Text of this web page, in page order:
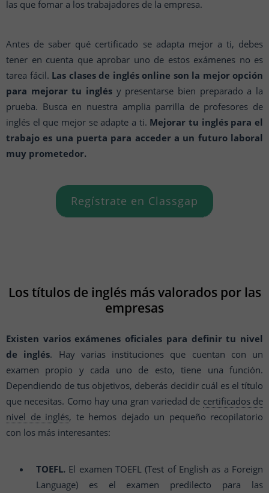
las que fomar a los trabajadores de la empresa.
Antes de saber qué certificado se adapta mejor a ti, debes
tener en cuenta que aprobar uno de estos exámenes no es
tarea fácil. Las clases de inglés online son la mejor opción
para mejorar tu inglés y presentarse bien preparado a la
prueba. Busca en nuestra amplia parrilla de profesores de
inglés el que mejor se adapte a ti. Mejorar tu inglés para el
trabajo es una puerta para acceder a un futuro laboral
muy prometedor.
Regístrate en Classgap
Los títulos de inglés más valorados por las
empresas
Existen varios exámenes oficiales para definir tu nivel
de inglés. Hay varias instituciones que cuentan con un
examen propio y cada uno de esto, tiene una función.
Dependiendo de tus objetivos, deberás decidir cuál es el título
que necesitas. Como hay una gran variedad de certificados de
nivel de inglés, te hemos dejado un pequeño recopilatorio
con los más interesantes:
TOEFL. El examen TOEFL (Test of English as a Foreign
Language) es el examen predilecto para las